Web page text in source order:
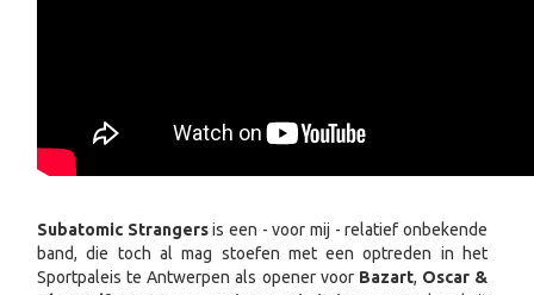
Subatomic Strangersis een - voor mij - relatief onbekende
band, die toch al mag stoefen met een optreden in het
Sportpaleis te Antwerpen als opener voor Bazart, Oscar &